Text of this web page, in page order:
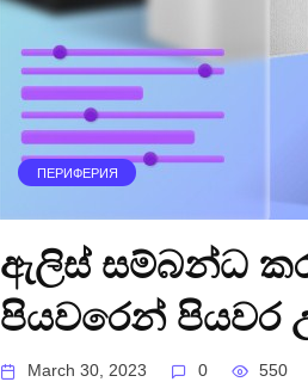
ПЕРИФЕРИЯ
ඇලිස් සම්බන්ධ
පියවරෙන් පියවර
March 30, 2023 0 550